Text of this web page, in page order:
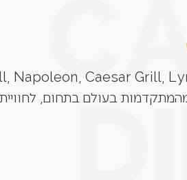
בעולם בתחום, לחוויית